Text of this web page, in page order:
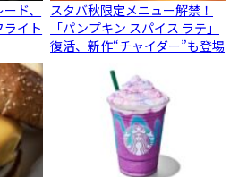
ド、
イト
スタバ秋限定メニュー解禁！
「パンプキン スパイス ラテ」
復活、新作“チャイダー”も登場